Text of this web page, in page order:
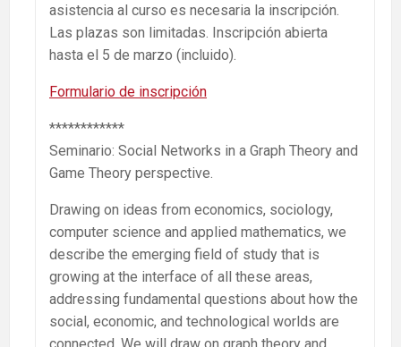
asistencia al curso es necesaria la inscripción.
Las plazas son limitadas. Inscripción abierta
hasta el 5 de marzo (incluido).
Formulario de inscripción
************
Seminario: Social Networks in a Graph Theory and
Game Theory perspective.
Drawing on ideas from economics, sociology,
computer science and applied mathematics, we
describe the emerging field of study that is
growing at the interface of all these areas,
addressing fundamental questions about how the
social, economic, and technological worlds are
connected. We will draw on graph theory and